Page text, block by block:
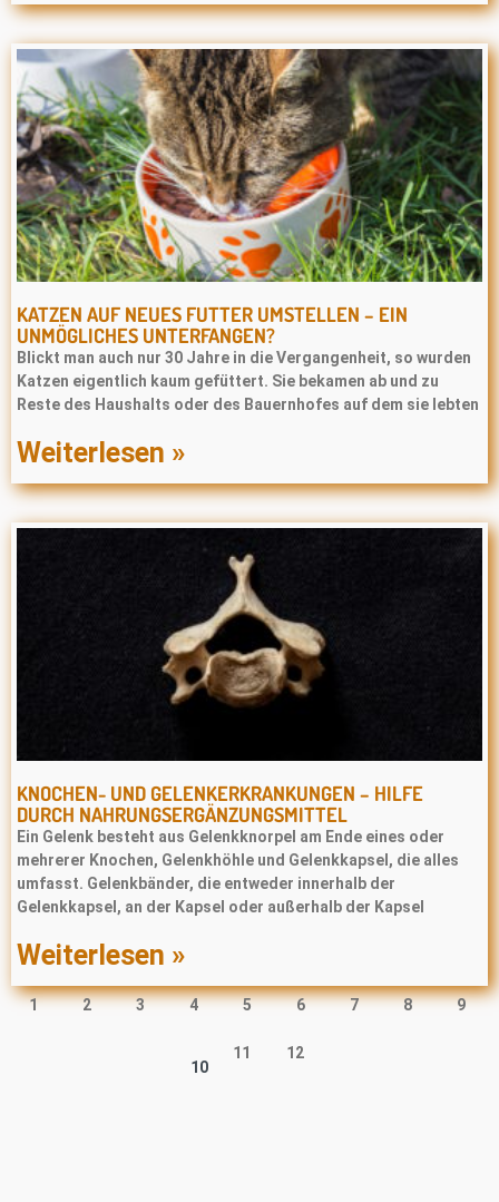
KATZEN AUF NEUES FUTTER UMSTELLEN – EIN
UNMÖGLICHES UNTERFANGEN?
Blickt man auch nur 30 Jahre in die Vergangenheit, so wurden
Katzen eigentlich kaum gefüttert. Sie bekamen ab und zu
Reste des Haushalts oder des Bauernhofes auf dem sie lebten
Weiterlesen »
KNOCHEN- UND GELENKERKRANKUNGEN – HILFE
DURCH NAHRUNGSERGÄNZUNGSMITTEL
Ein Gelenk besteht aus Gelenkknorpel am Ende eines oder
mehrerer Knochen, Gelenkhöhle und Gelenkkapsel, die alles
umfasst. Gelenkbänder, die entweder innerhalb der
Gelenkkapsel, an der Kapsel oder außerhalb der Kapsel
Weiterlesen »
1 2 3 4 5 6 7 8 9
10
11 12